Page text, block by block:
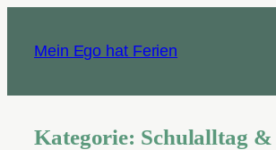
springen
Mein Ego hat Ferien
Kategorie: Schulalltag &